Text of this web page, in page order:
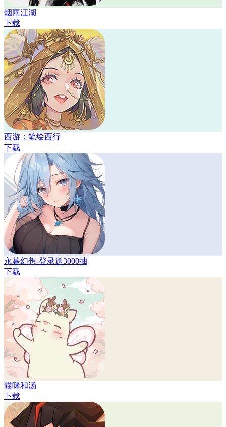
烟雨江湖
下载
西游：笔绘西行
下载
永暮幻想-登录送3000抽
下载
猫咪和汤
下载